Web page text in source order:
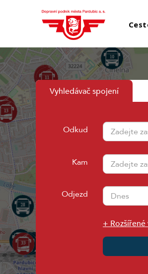
Vyhledávač spojení
Odkud
Kam
Odjezd
+